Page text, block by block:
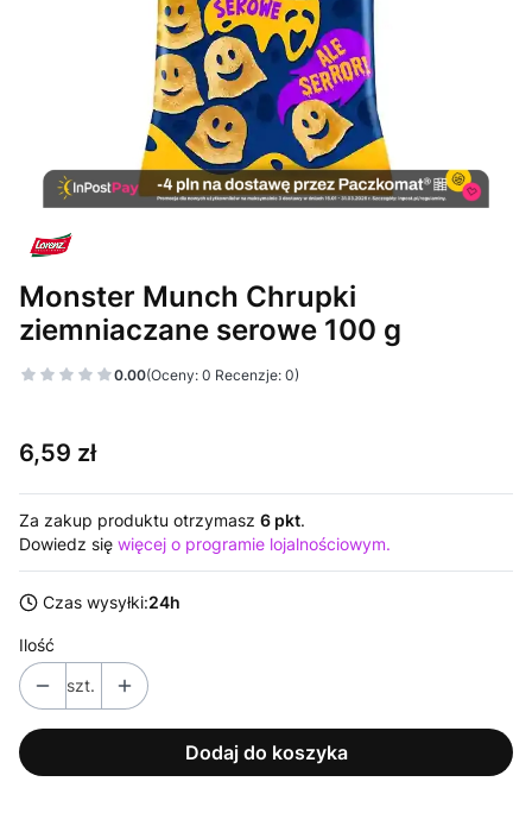
Monster Munch Chrupki
ziemniaczane serowe 100 g
0.00(Oceny: 0 Recenzje: 0)
Cena
6,59 zł
Za zakup produktu otrzymasz 6 pkt.
Dowiedz się więcej o programie lojalnościowym.
Czas wysyłki:24h
Ilość
szt.
Dodaj do koszyka